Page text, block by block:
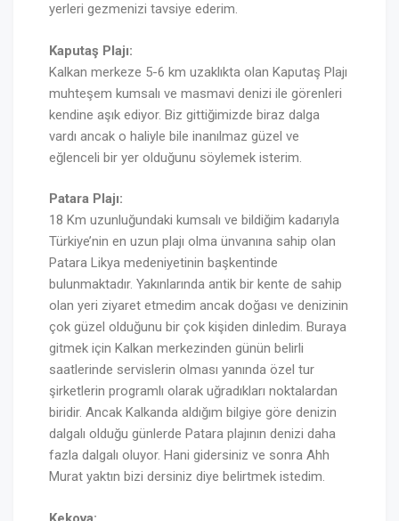
yerleri gezmenizi tavsiye ederim.
Kaputaş Plajı:
Kalkan merkeze 5-6 km uzaklıkta olan Kaputaş Plajı
muhteşem kumsalı ve masmavi denizi ile görenleri
kendine aşık ediyor. Biz gittiğimizde biraz dalga
vardı ancak o haliyle bile inanılmaz güzel ve
eğlenceli bir yer olduğunu söylemek isterim.
Patara Plajı:
18 Km uzunluğundaki kumsalı ve bildiğim kadarıyla
Türkiye’nin en uzun plajı olma ünvanına sahip olan
Patara Likya medeniyetinin başkentinde
bulunmaktadır. Yakınlarında antik bir kente de sahip
olan yeri ziyaret etmedim ancak doğası ve denizinin
çok güzel olduğunu bir çok kişiden dinledim. Buraya
gitmek için Kalkan merkezinden günün belirli
saatlerinde servislerin olması yanında özel tur
şirketlerin programlı olarak uğradıkları noktalardan
biridir. Ancak Kalkanda aldığım bilgiye göre denizin
dalgalı olduğu günlerde Patara plajının denizi daha
fazla dalgalı oluyor. Hani gidersiniz ve sonra Ahh
Murat yaktın bizi dersiniz diye belirtmek istedim.